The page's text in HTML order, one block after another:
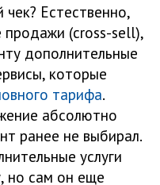
Естественно,
продажи (cross-sell),
дополнительные
которые
тарифа.
абсолютно
ранее не выбирал.
услуги
но сам он еще